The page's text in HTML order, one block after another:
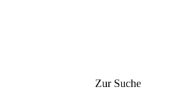
Zur Suche